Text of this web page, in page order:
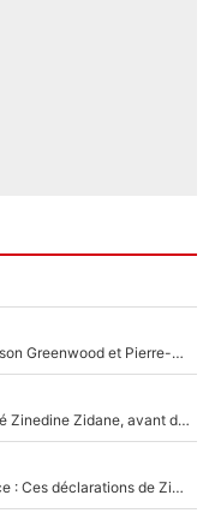
«La porte est ouverte pour tout le monde» : Mason Greenwood et Pierre-Emerick Aubameyang ont quitté l'OM, Amine Gouiri balance sur la suite du mercato et sur la réaction du vestiaire !
«Ça pue du c*l» : Quand Yannick Noah a clashé Zinedine Zidane, avant de se faire recadrer par le nouveau sélectionneur de l'équipe de France !
Michael Olise va se régaler en équipe de France : Ces déclarations de Zinedine Zidane qui prouvent qu'il va tout miser sur la star du Bayern Munich !